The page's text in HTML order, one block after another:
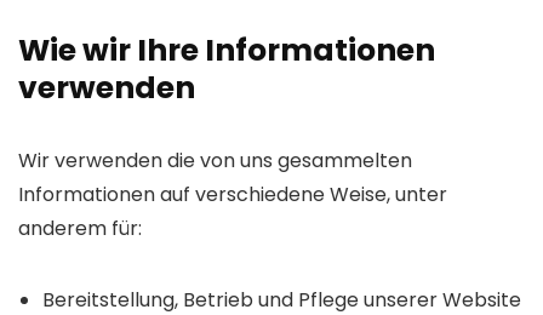
Wie wir Ihre Informationen
verwenden
Wir verwenden die von uns gesammelten
Informationen auf verschiedene Weise, unter
anderem für:
Bereitstellung, Betrieb und Pflege unserer Website